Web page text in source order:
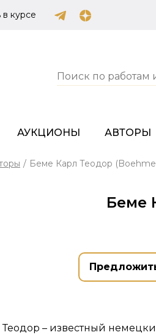
в курсе
АУКЦИОНЫ АВТОРЫ
/ Беме Карл Теодор (Boehme
Беме
– известный